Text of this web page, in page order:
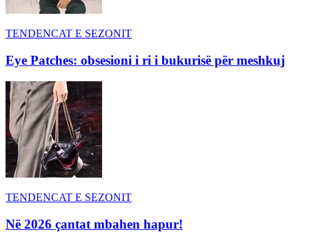
TENDENCAT E SEZONIT
Eye Patches: obsesioni i ri i bukurisë për meshkuj
TENDENCAT E SEZONIT
Në 2026 çantat mbahen hapur!